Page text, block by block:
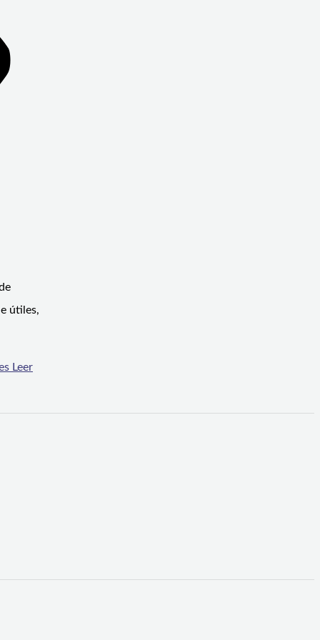
útiles,
Leer